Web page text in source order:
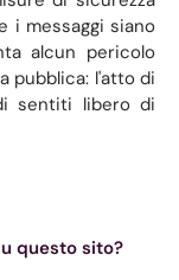
i messaggi siano
alcun pericolo
pubblica: l'atto di
sentiti libero di
questo sito?